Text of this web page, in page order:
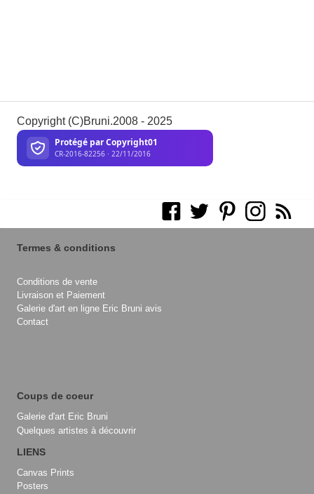
Copyright (C)Bruni.2008 - 2025
Termes & conditions
Conditions de vente
Livraison et Paiement
Galerie d'art en ligne Eric Bruni avis
Contact
Coups de coeur
Galerie d'art Eric Bruni
Quelques artistes à découvrir
LIENS
Canvas Prints
Posters